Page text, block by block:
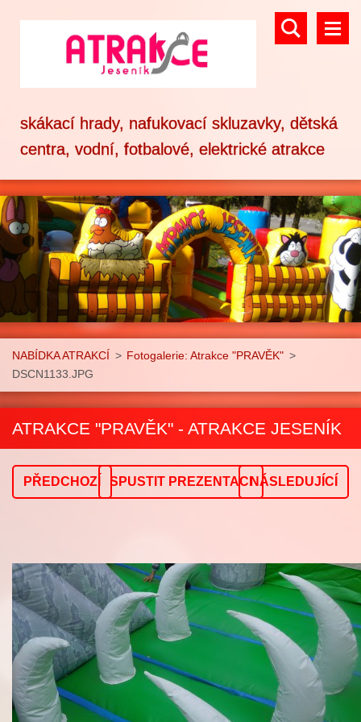
skákací hrady, nafukovací skluzavky, dětská
centra, vodní, fotbalové, elektrické atrakce
NABÍDKA ATRAKCÍ > Fotogalerie: Atrakce "PRAVĚK" >
DSCN1133.JPG
ATRAKCE "PRAVĚK" - ATRAKCE JESENÍK
PŘEDCHOZÍ SPUSTIT PREZENTACI NÁSLEDUJÍCÍ